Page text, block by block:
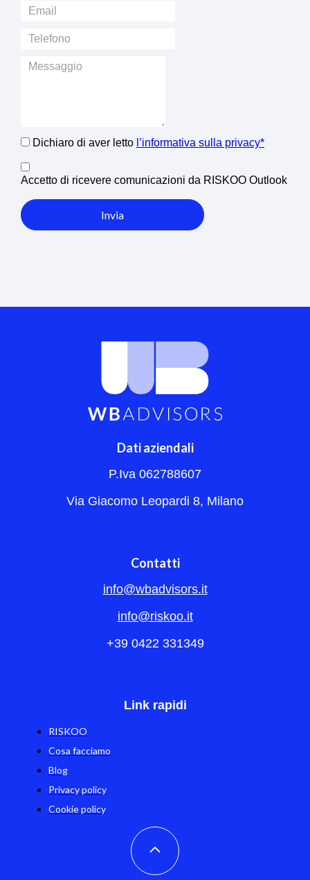
Dichiaro di aver letto l’informativa sulla privacy*
Accetto di ricevere comunicazioni da RISKOO Outlook
Invia
Dati aziendali
P.Iva 062788607
Via Giacomo Leopardi 8, Milano
Contatti
info@wbadvisors.it
info@riskoo.it
+39 0422 331349
Link rapidi
RISKOO
Cosa facciamo
Blog
Privacy policy
Cookie policy